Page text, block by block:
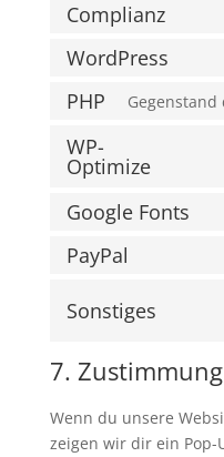
Complianz
WordPress
PHP
WP-
Optimize
Google Fonts
PayPal
Sonstiges
7. Zustimmung
Wenn du unsere
zeigen wir dir ein